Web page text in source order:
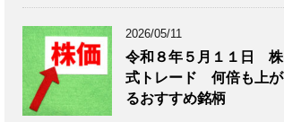
示
2026/05/11
令和８年５月１１日 株
式トレード 何倍も上が
るおすすめ銘柄